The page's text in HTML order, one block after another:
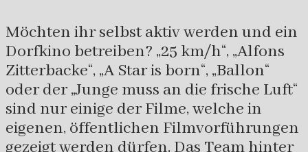
Möchten ihr selbst aktiv werden und ein
Dorfkino betreiben? „25 km/h“, „Alfons
Zitterbacke“, „A Star is born“, „Ballon“
oder der „Junge muss an die frische Luft“
sind nur einige der Filme, welche in
eigenen, öffentlichen Filmvorführungen
gezeigt werden dürfen. Das Team hinter